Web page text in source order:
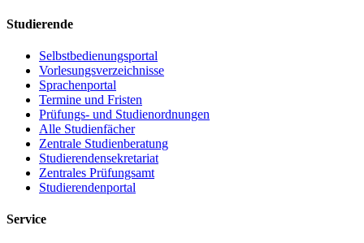
Studierende
Selbstbedienungsportal
Vorlesungsverzeichnisse
Sprachenportal
Termine und Fristen
Prüfungs- und Studienordnungen
Alle Studienfächer
Zentrale Studienberatung
Studierendensekretariat
Zentrales Prüfungsamt
Studierendenportal
Service